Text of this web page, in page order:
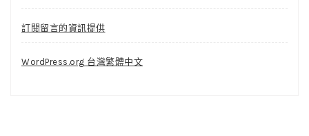
訂閱留言的資訊提供
WordPress.org 台灣繁體中文